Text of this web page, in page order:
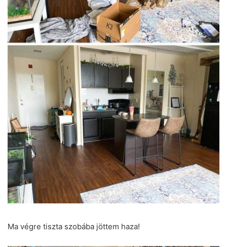
Ma végre tiszta szobába jöttem haza!